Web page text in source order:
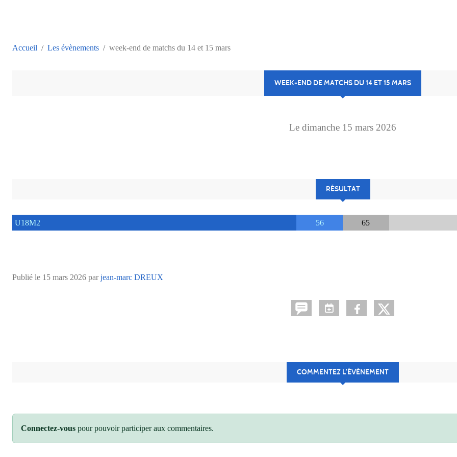
Accueil Les évènements week-end de matchs du 14 et 15 mars
WEEK-END DE MATCHS DU 14 ET 15 MARS
Le dimanche 15 mars 2026
RÉSULTAT
U18M2 56 65
Publié le 15 mars 2026 parjean-marc DREUX
COMMENTEZ L’ÉVÈNEMENT
Connectez-vous pour pouvoir participer aux commentaires.